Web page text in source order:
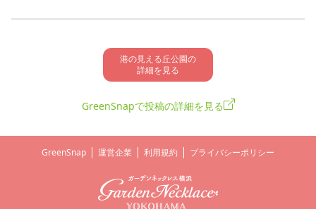
港の見える丘公園の
詳細を見る
GreenSnapで投稿の詳細を見る
GreenSnap 運営企業 利用規約 プライバシーポリシー